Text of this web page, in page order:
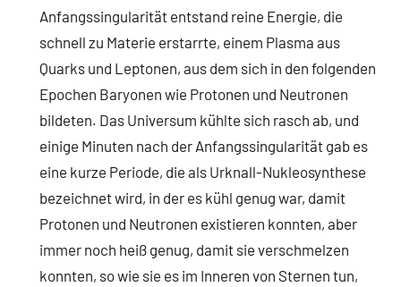
Anfangssingularität entstand reine Energie, die
schnell zu Materie erstarrte, einem Plasma aus
Quarks und Leptonen, aus dem sich in den folgenden
Epochen Baryonen wie Protonen und Neutronen
bildeten. Das Universum kühlte sich rasch ab, und
einige Minuten nach der Anfangssingularität gab es
eine kurze Periode, die als Urknall-Nukleosynthese
bezeichnet wird, in der es kühl genug war, damit
Protonen und Neutronen existieren konnten, aber
immer noch heiß genug, damit sie verschmelzen
konnten, so wie sie es im Inneren von Sternen tun,